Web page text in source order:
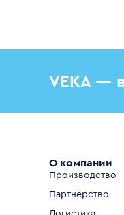
VEKA —
О компании
Производство
Партнёрство